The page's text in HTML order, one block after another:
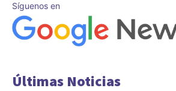
Síguenos en
Últimas Noticias